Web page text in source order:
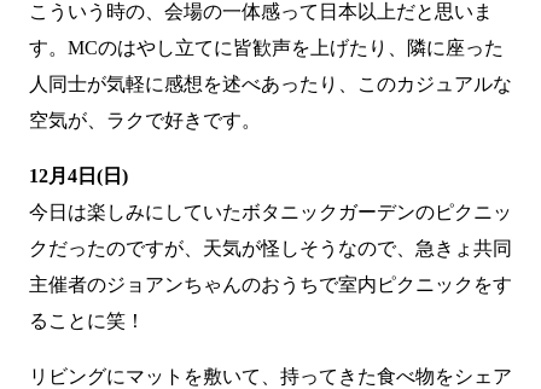
こういう時の、会場の一体感って日本以上だと思いま
す。MCのはやし立てに皆歓声を上げたり、隣に座った
人同士が気軽に感想を述べあったり、このカジュアルな
空気が、ラクで好きです。
12月4日(日)
今日は楽しみにしていたボタニックガーデンのピクニッ
クだったのですが、天気が怪しそうなので、急きょ共同
主催者のジョアンちゃんのおうちで室内ピクニックをす
ることに笑！
リビングにマットを敷いて、持ってきた食べ物をシェア